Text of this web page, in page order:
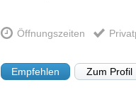
Öffnungszeiten
Empfehlen Zum Profil